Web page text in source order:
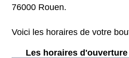
76000 Rouen.
Voici les horaires de votre
Les horaires d'ouverture